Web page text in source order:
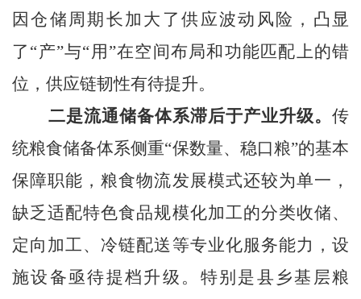
因仓储周期长加大了供应波动风险，凸显
了“产”与“用”在空间布局和功能匹配上的错
位，供应链韧性有待提升。
二是流通储备体系滞后于产业升级。 传
统粮食储备体系侧重“保数量、稳口粮”的基本
保障职能，粮食物流发展模式还较为单一，
缺乏适配特色食品规模化加工的分类收储、
定向加工、冷链配送等专业化服务能力，设
施设备亟待提档升级。特别是县乡基层粮